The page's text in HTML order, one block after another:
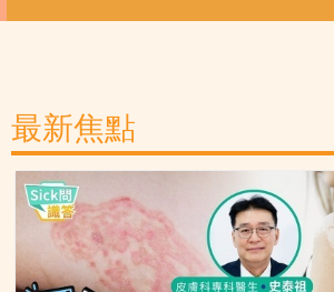
最新焦點